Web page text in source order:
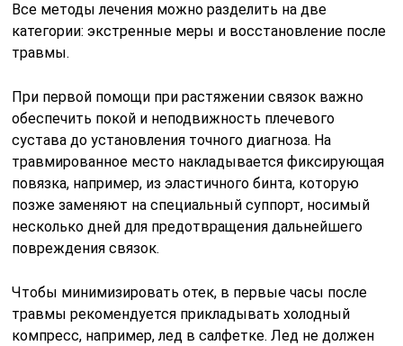
Все методы лечения можно разделить на две
категории: экстренные меры и восстановление после
травмы.
При первой помощи при растяжении связок важно
обеспечить покой и неподвижность плечевого
сустава до установления точного диагноза. На
травмированное место накладывается фиксирующая
повязка, например, из эластичного бинта, которую
позже заменяют на специальный суппорт, носимый
несколько дней для предотвращения дальнейшего
повреждения связок.
Чтобы минимизировать отек, в первые часы после
травмы рекомендуется прикладывать холодный
компресс, например, лед в салфетке. Лед не должен